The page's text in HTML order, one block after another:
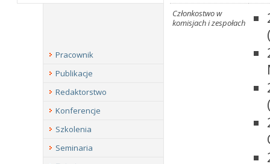
Członkostwo w
komisjach i zespołach
Pracownik
Publikacje
Redaktorstwo
Konferencje
Szkolenia
Seminaria